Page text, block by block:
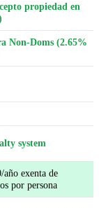
propiedad en
Non-Doms (2.65%
system
año exenta de
por persona